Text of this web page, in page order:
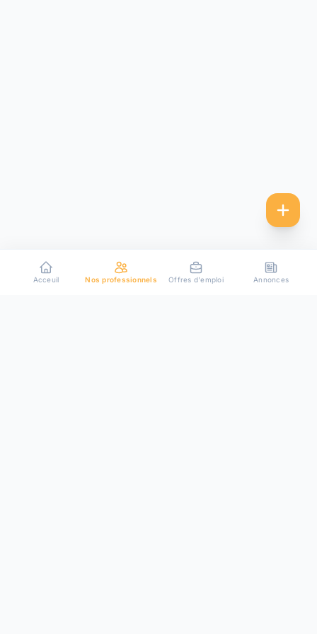
Acceuil Nos professionnels Offres d'emploi Annonces